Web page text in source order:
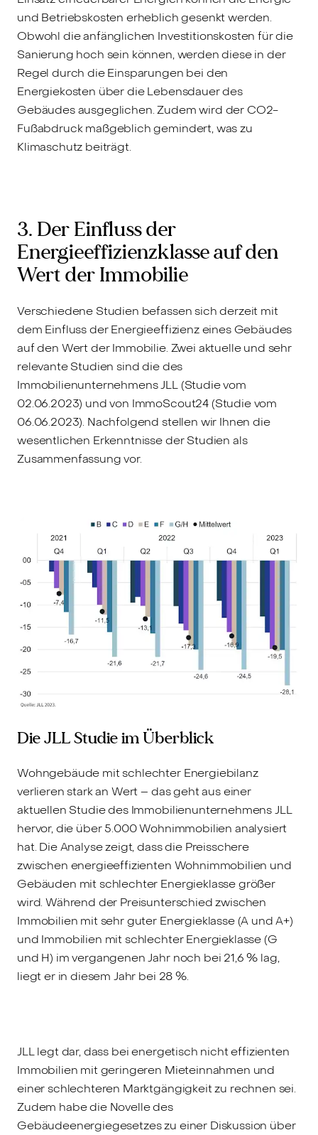
und Betriebskosten erheblich gesenkt werden.
Obwohl die anfänglichen Investitionskosten für die
Sanierung hoch sein können, werden diese in der
Regel durch die Einsparungen bei den
Energiekosten über die Lebensdauer des
Gebäudes ausgeglichen. Zudem wird der CO2-
Fußabdruck maßgeblich gemindert, was zu
Klimaschutz beiträgt.
3. Der Einfluss der
Energieeffizienzklasse auf den
Wert der Immobilie
Verschiedene Studien befassen sich derzeit mit
dem Einfluss der Energieeffizienz eines Gebäudes
auf den Wert der Immobilie. Zwei aktuelle und sehr
relevante Studien sind die des
Immobilienunternehmens JLL (Studie vom
02.06.2023) und von ImmoScout24 (Studie vom
06.06.2023). Nachfolgend stellen wir Ihnen die
wesentlichen Erkenntnisse der Studien als
Zusammenfassung vor.
Die JLL Studie im Überblick
Wohngebäude mit schlechter Energiebilanz
verlieren stark an Wert – das geht aus einer
aktuellen Studie des Immobilienunternehmens JLL
hervor, die über 5.000 Wohnimmobilien analysiert
hat. Die Analyse zeigt, dass die Preisschere
zwischen energieeffizienten Wohnimmobilien und
Gebäuden mit schlechter Energieklasse größer
wird. Während der Preisunterschied zwischen
Immobilien mit sehr guter Energieklasse (A und A+)
und Immobilien mit schlechter Energieklasse (G
und H) im vergangenen Jahr noch bei 21,6 % lag,
liegt er in diesem Jahr bei 28 %.
JLL legt dar, dass bei energetisch nicht effizienten
Immobilien mit geringeren Mieteinnahmen und
einer schlechteren Marktgängigkeit zu rechnen sei.
Zudem habe die Novelle des
Gebäudeenergiegesetzes zu einer Diskussion über